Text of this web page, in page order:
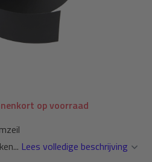
op voorraad
Lees volledige beschrijving